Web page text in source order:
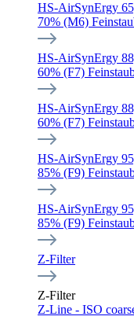
HS-AirSynErgy
70% (M6)
HS-AirSynErgy
60% (F7)
HS-AirSynErgy
60% (F7)
HS-AirSynErgy
85% (F9)
HS-AirSynErgy
85% (F9)
Z-Filter
Z-Filter
Z-Line - ISO